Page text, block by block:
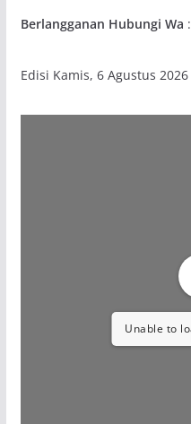
Berlangganan Hubungi Wa :
Edisi Kamis, 6 Agustus 2026
Unable to